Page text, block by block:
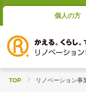
個人の方
TOP リノベーション事